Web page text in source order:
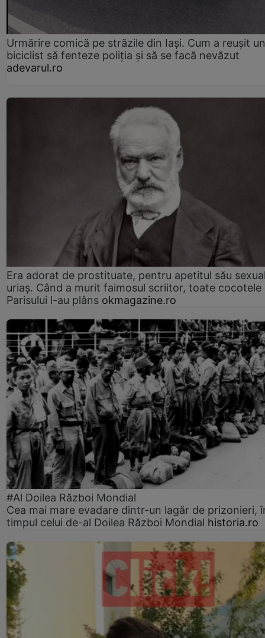
Urmărire comică pe străzile din Iași. Cum a reușit un
biciclist să fenteze poliția și să se facă nevăzut
adevarul.ro
Era adorat de prostituate, pentru apetitul său
uriaș. Când a murit faimosul scriitor, toate cocotele
Parisului l-au plâns okmagazine.ro
#Al Doilea Război Mondial
Cea mai mare evadare dintr-un lagăr de prizonieri,
timpul celui de-al Doilea Război Mondial historia.ro